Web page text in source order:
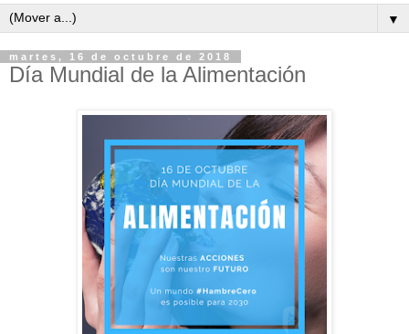
▼
martes, 16 de octubre de 2018
Día Mundial de la Alimentación